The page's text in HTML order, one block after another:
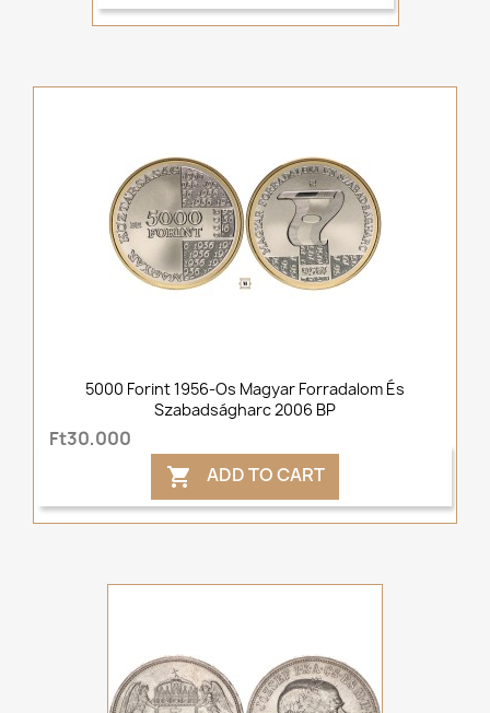
5000 Forint 1956-Os Magyar Forradalom És
Szabadságharc 2006 BP
Ft30,000
 ADD TO CART